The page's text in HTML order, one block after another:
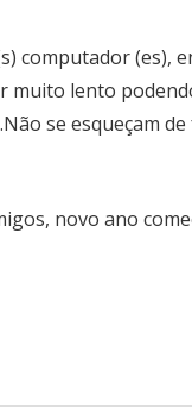
computador (es),
muito lento
se esqueçam
novo ano